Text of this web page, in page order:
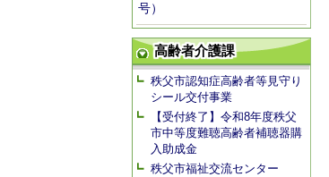
号）
高齢者介護課
秩父市認知症高齢者等見守り
シール交付事業
【受付終了】令和8年度秩父
市中等度難聴高齢者補聴器購
入助成金
秩父市福祉交流センター